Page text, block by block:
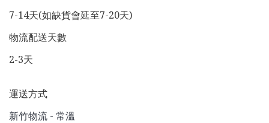
7-14天(如缺貨會延至7-20天)
物流配送天數
2-3天
運送方式
新竹物流 - 常溫